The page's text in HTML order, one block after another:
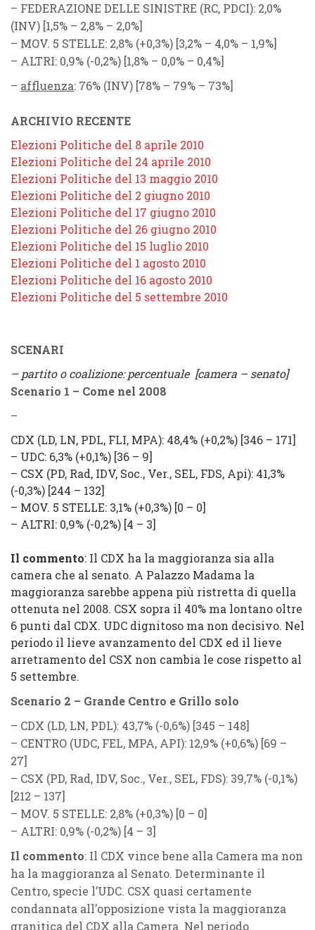
– FEDERAZIONE DELLE SINISTRE (RC, PDCI): 2,0%
(INV) [1,5% – 2,8% – 2,0%]
– MOV. 5 STELLE: 2,8% (+0,3%) [3,2% – 4,0% – 1,9%]
– ALTRI: 0,9% (-0,2%) [1,8% – 0,0% – 0,4%]
– affluenza: 76% (INV) [78% – 79% – 73%]
ARCHIVIO RECENTE
Elezioni Politiche del 8 aprile 2010
Elezioni Politiche del 24 aprile 2010
Elezioni Politiche del 13 maggio 2010
Elezioni Politiche del 2 giugno 2010
Elezioni Politiche del 17 giugno 2010
Elezioni Politiche del 26 giugno 2010
Elezioni Politiche del 15 luglio 2010
Elezioni Politiche del 1 agosto 2010
Elezioni Politiche del 16 agosto 2010
Elezioni Politiche del 5 settembre 2010
SCENARI
– partito o coalizione: percentuale [camera – senato]
Scenario 1 – Come nel 2008
–
CDX (LD, LN, PDL, FLI, MPA): 48,4% (+0,2%) [346 – 171]
– UDC: 6,3% (+0,1%) [36 – 9]
– CSX (PD, Rad, IDV, Soc., Ver., SEL, FDS, Api): 41,3%
(-0,3%) [244 – 132]
– MOV. 5 STELLE: 3,1% (+0,3%) [0 – 0]
– ALTRI: 0,9% (-0,2%) [4 – 3]
Il commento: Il CDX ha la maggioranza sia alla
camera che al senato. A Palazzo Madama la
maggioranza sarebbe appena più ristretta di quella
ottenuta nel 2008. CSX sopra il 40% ma lontano oltre
6 punti dal CDX. UDC dignitoso ma non decisivo. Nel
periodo il lieve avanzamento del CDX ed il lieve
arretramento del CSX non cambia le cose rispetto al
5 settembre.
Scenario 2 – Grande Centro e Grillo solo
– CDX (LD, LN, PDL): 43,7% (-0,6%) [345 – 148]
– CENTRO (UDC, FEL, MPA, API): 12,9% (+0,6%) [69 –
27]
– CSX (PD, Rad, IDV, Soc., Ver., SEL, FDS): 39,7% (-0,1%)
[212 – 137]
– MOV. 5 STELLE: 2,8% (+0,3%) [0 – 0]
– ALTRI: 0,9% (-0,2%) [4 – 3]
Il commento: Il CDX vince bene alla Camera ma non
ha la maggioranza al Senato. Determinante il
Centro, specie l’UDC. CSX quasi certamente
condannata all’opposizione vista la maggioranza
granitica del CDX alla Camera. Nel periodo